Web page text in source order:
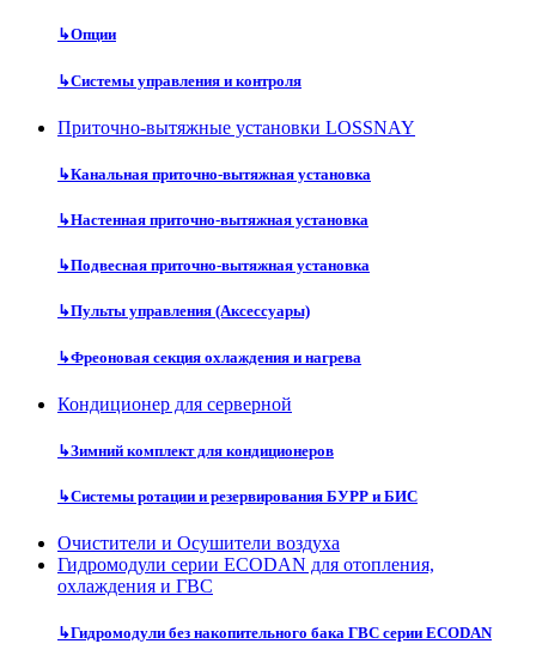
↳Опции
↳Системы управления и контроля
Приточно-вытяжные установки LOSSNAY
↳Канальная приточно-вытяжная установка
↳Настенная приточно-вытяжная установка
↳Подвесная приточно-вытяжная установка
↳Пульты управления (Аксессуары)
↳Фреоновая секция охлаждения и нагрева
Кондиционер для серверной
↳Зимний комплект для кондиционеров
↳Системы ротации и резервирования БУРР и БИС
Очистители и Осушители воздуха
Гидромодули серии ECODAN для отопления,
охлаждения и ГВС
↳Гидромодули без накопительного бака ГВС серии ECODAN